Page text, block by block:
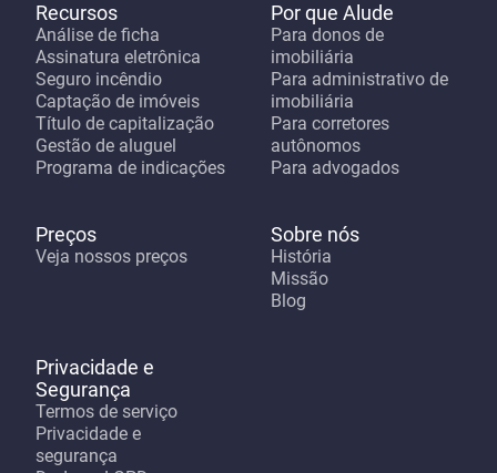
Recursos
Análise de ficha
Assinatura eletrônica
Seguro incêndio
Captação de imóveis
Título de capitalização
Gestão de aluguel
Programa de indicações
Por que Alude
Para donos de
imobiliária
Para administrativo de
imobiliária
Para corretores
autônomos
Para advogados
Preços
Veja nossos preços
Sobre nós
História
Missão
Blog
Privacidade e
Segurança
Termos de serviço
Privacidade e
segurança